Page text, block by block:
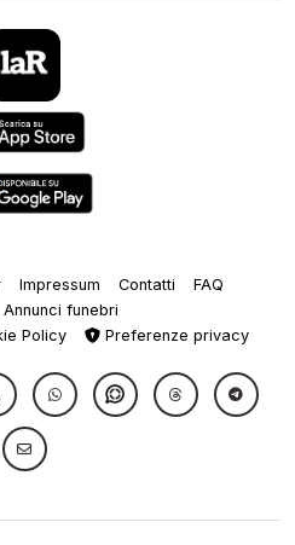
Impressum Contatti
FAQ
Annunci funebri
Policy Preferenze privacy